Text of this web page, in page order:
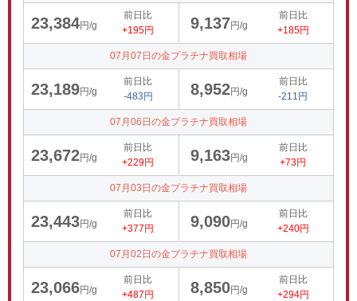
23,384円/g
前日比
+195円
9,137円/g
前日比
+185円
07月07日の金プラチナ買取相場
23,189円/g
前日比
-483円
8,952円/g
前日比
-211円
07月06日の金プラチナ買取相場
23,672円/g
前日比
+229円
9,163円/g
前日比
+73円
07月03日の金プラチナ買取相場
23,443円/g
前日比
+377円
9,090円/g
前日比
+240円
07月02日の金プラチナ買取相場
23,066円/g
前日比
+487円
8,850円/g
前日比
+294円